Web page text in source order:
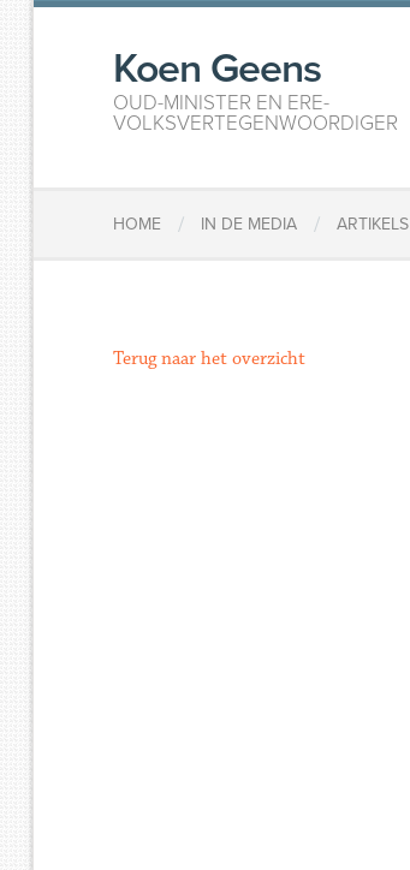
Koen Geens
OUD-MINISTER EN ERE-
VOLKSVERTEGENWOORDIGER
HOME / IN DE MEDIA / ARTIKELS
Terug naar het overzicht